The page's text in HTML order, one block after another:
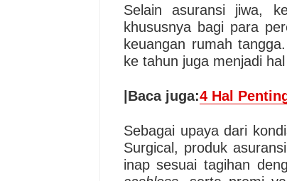
Selain asuransi jiwa,
khususnya bagi para
keuangan rumah
ke tahun juga menjadi
|Baca juga:4 Hal
Sebagai upaya dari
Surgical, produk
inap sesuai tagihan